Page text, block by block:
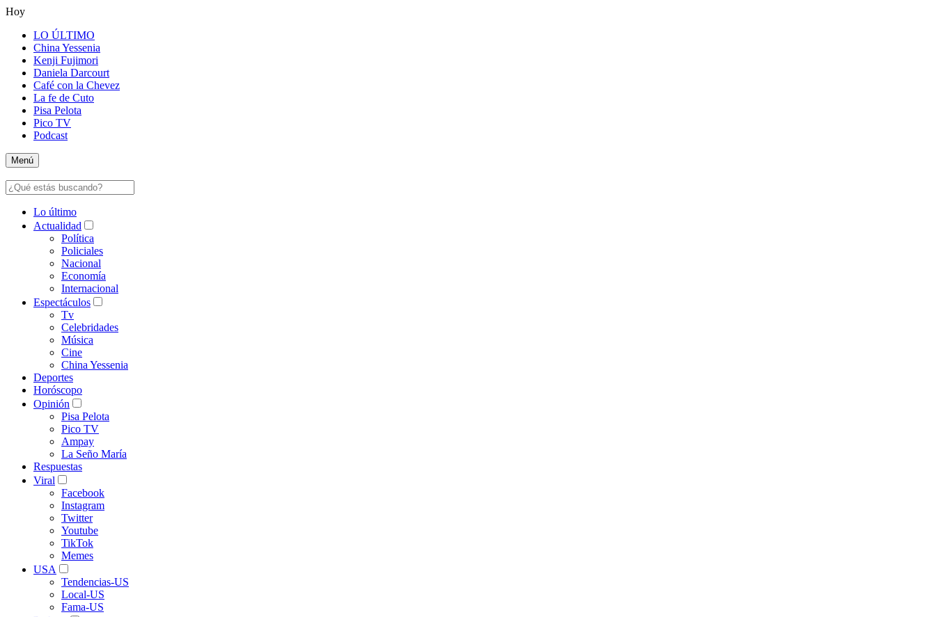
Hoy
LO ÚLTIMO
China Yessenia
Kenji Fujimori
Daniela Darcourt
Café con la Chevez
La fe de Cuto
Pisa Pelota
Pico TV
Podcast
Menú
Lo último
Actualidad
Política
Policiales
Nacional
Economía
Internacional
Espectáculos
Tv
Celebridades
Música
Cine
China Yessenia
Deportes
Horóscopo
Opinión
Pisa Pelota
Pico TV
Ampay
La Seño María
Respuestas
Viral
Facebook
Instagram
Twitter
Youtube
TikTok
Memes
USA
Tendencias-US
Local-US
Fama-US